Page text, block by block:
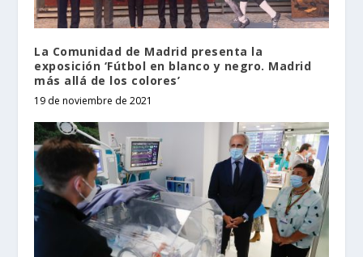
La Comunidad de Madrid presenta la
exposición ‘Fútbol en blanco y negro. Madrid
más allá de los colores’
19 de noviembre de 2021